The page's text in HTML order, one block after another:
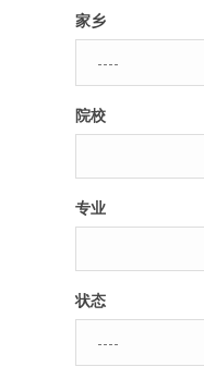
家乡
院校
专业
状态